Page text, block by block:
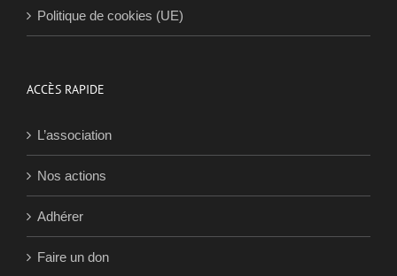
Politique de cookies (UE)
ACCÈS RAPIDE
L’association
Nos actions
Adhérer
Faire un don